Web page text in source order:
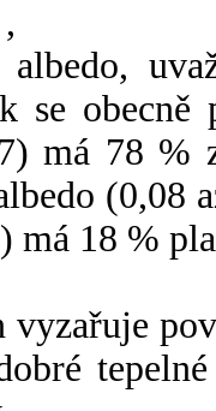
,
se
má 78 %
(0,08
má 18 %
vyzařuje